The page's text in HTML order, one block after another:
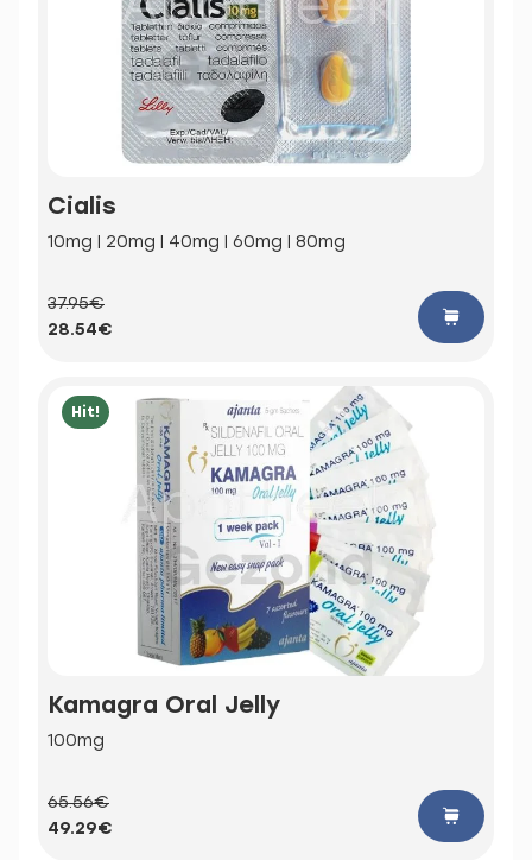
Cialis
10mg | 20mg | 40mg | 60mg | 80mg
37.95€
28.54€
Hit!
Kamagra Oral Jelly
100mg
65.56€
49.29€